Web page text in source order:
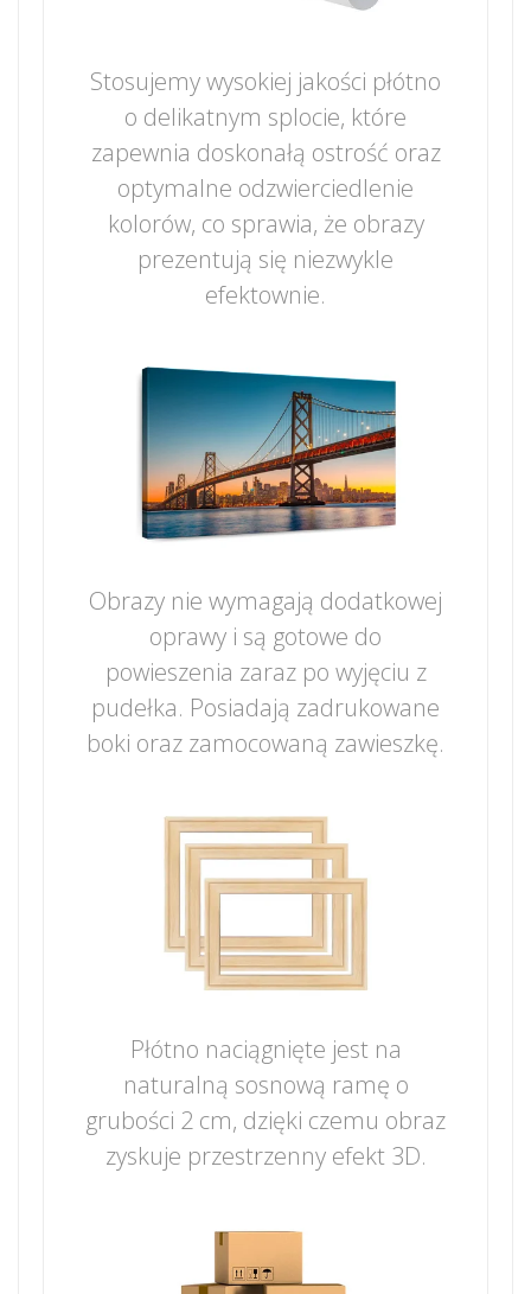
Stosujemy wysokiej jakości płótno
o delikatnym splocie, które
zapewnia doskonałą ostrość oraz
optymalne odzwierciedlenie
kolorów, co sprawia, że obrazy
prezentują się niezwykle
efektownie.
Obrazy nie wymagają dodatkowej
oprawy i są gotowe do
powieszenia zaraz po wyjęciu z
pudełka. Posiadają zadrukowane
boki oraz zamocowaną zawieszkę.
Płótno naciągnięte jest na
naturalną sosnową ramę o
grubości 2 cm, dzięki czemu obraz
zyskuje przestrzenny efekt 3D.